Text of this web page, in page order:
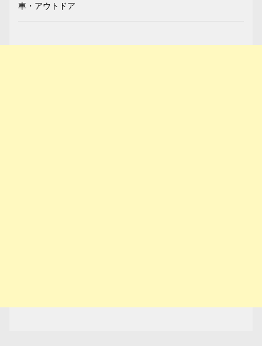
車・アウトドア